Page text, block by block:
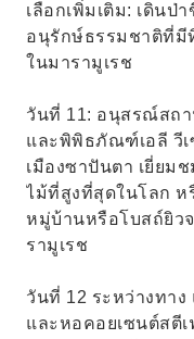
เลือกเพิ่มเติม: เดินป่
อนุรักษ์ธรรมชาติที่มี
ในมารามูเรช
วันที่ 11: อนุสรณ์สถ
และพิพิธภัณฑ์เอลี วีเ
เมืองซาปันตา เยี่ยม
ไม้ที่สูงที่สุดในโลก
หมู่บ้านหรือโบสถ์ยิว
รามูเรช
วันที่ 12 ระหว่างทาง
และหอคอยเซนต์สตีเ